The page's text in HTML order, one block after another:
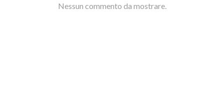
Nessun commento da mostrare.